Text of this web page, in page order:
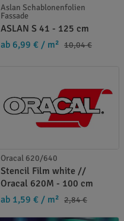
Aslan Schablonenfolien
Fassade
ASLAN S 41 - 125 cm
ab 6,99 € / m² 10,04 €
Oracal 620/640
Stencil Film white //
Oracal 620M - 100 cm
ab 1,59 € / m² 2,84 €